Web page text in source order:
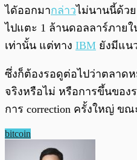
ไดัออกมากล่าวไม่นานนี้ด้ว
ไปแตะ 1 ล้านดอลลาร์ภายใ
เท่านั้น แต่ทาง IBM ยังมีแน
ซึ่งก็ต้องรอดูต่อไปว่าตลาด
จริงหรือไม่ หรือการขึ้นของ
การ correction ครั้งใหญ่ ข
bitcoin